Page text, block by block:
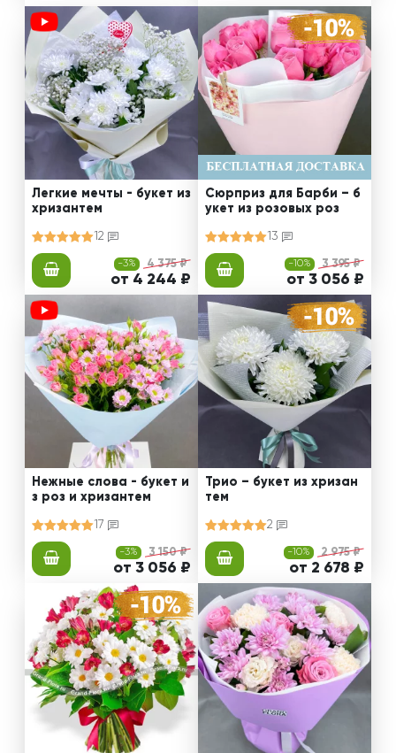
Легкие мечты - букет из
хризантем
12
-3% 4 375 ₽
от 4 244 ₽
Сюрприз для Барби – б
укет из розовых роз
13
-10% 3 395 ₽
от 3 056 ₽
Нежные слова - букет и
з роз и хризантем
17
-3% 3 150 ₽
от 3 056 ₽
Трио – букет из хризан
тем
2
-10% 2 975 ₽
от 2 678 ₽